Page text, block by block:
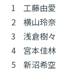
1
工藤由愛
2
横山玲奈
3
浅倉樹々
4
宮本佳林
5
新沼希空